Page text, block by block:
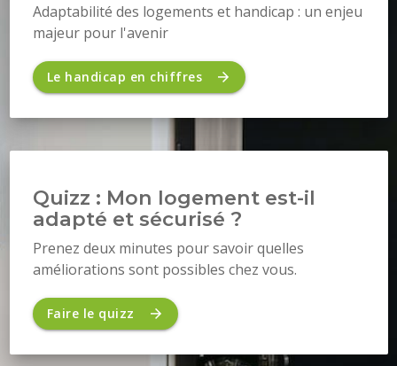
Adaptabilité des logements et handicap : un enjeu
majeur pour l'avenir
Le handicap en chiffres
Quizz : Mon logement est-il
adapté et sécurisé ?
Prenez deux minutes pour savoir quelles
améliorations sont possibles chez vous.
Faire le quizz